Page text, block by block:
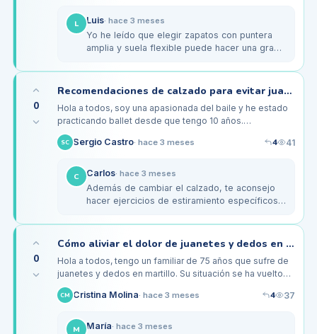
L Luis· hace 3 meses
Yo he leído que elegir zapatos con puntera
amplia y suela flexible puede hacer una gran
inevitables, pero quizás podrías…
0
Recomendaciones de calzado para evitar juanetes en bailarinas
Hola a todos, soy una apasionada del baile y he estado
practicando ballet desde que tengo 10 años.
Últimamente, he notado que tengo un principio de
juanetes y me preocupa que esto…
SC Sergio Castro· hace 3 meses 4 41
C Carlos· hace 3 meses
Además de cambiar el calzado, te aconsejo
hacer ejercicios de estiramiento específicos
tensión en los dedos y…
0
Cómo aliviar el dolor de juanetes y dedos en martillo en ancianos
Hola a todos, tengo un familiar de 75 años que sufre de
juanetes y dedos en martillo. Su situación se ha vuelto
bastante incómoda y me preocupa su calidad de vida. A
menudo se…
CM Cristina Molina· hace 3 meses 4 37
M María· hace 3 meses